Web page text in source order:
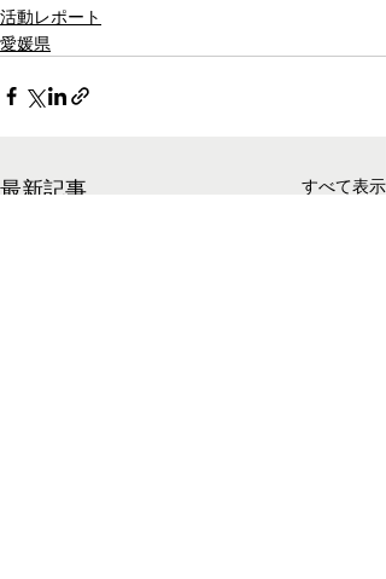
活動レポート
愛媛県
最新記事 すべて表示